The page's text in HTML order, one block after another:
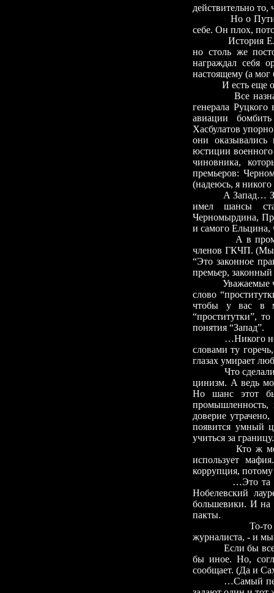
действительно то,
Но о
себе. Он плох,
История
но столь же
награждал себя
настоящему (а мог
И есть еще
Все
генерала
авиации
Хасбулатов
они оказывались
юстиции
чиновника,
премьеров:
(надеюсь, я
А Запад…
имел шансы
Черномырдина,
и самого Ельцина,
А в
членов ГКЧП. (Мы
“Это законное
премьер,
Уважаемые
слово
чтобы у вас в
“проститутки”,
понятия “Запад”.
…Никого
словами ту
глазах умирает
Что
цинизм. А ведь
Но шанс этот
промышленность,
доверие
появится умный
учиться за границу.
Кто ж
использует
коррупция,
…Это та
Нобелевский
большевики. И на
пакты.
То-то и беда,
журналиста, - и
Если бы
бы иное. Но,
сообщает. (Да и
…Самый